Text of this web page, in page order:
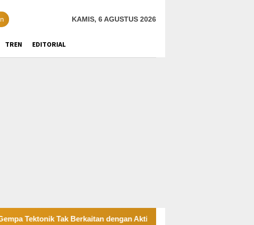
KAMIS, 6 AGUSTUS 2026
TREN EDITORIAL
Tak Berkaitan dengan Aktivitas Tambang Bawah Tanah